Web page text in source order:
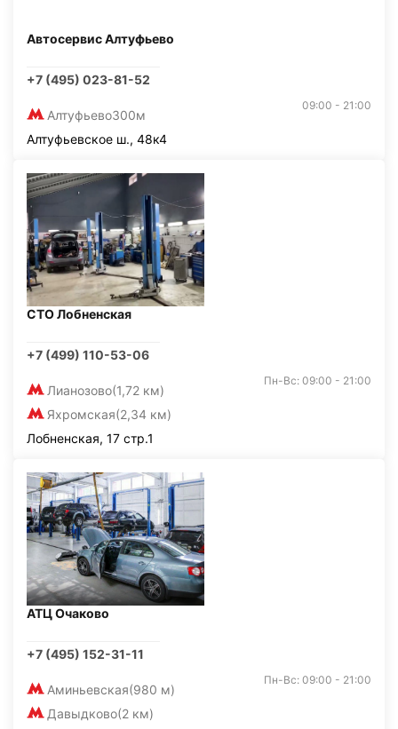
Автосервис Алтуфьево
+7 (495) 023-81-52
Алтуфьево300м
09:00 - 21:00
Алтуфьевское ш., 48к4
СТО Лобненская
+7 (499) 110-53-06
Лианозово(1,72 км)
Яхромская(2,34 км)
Пн-Вс: 09:00 - 21:00
Лобненская, 17 стр.1
АТЦ Очаково
+7 (495) 152-31-11
Аминьевская(980 м)
Давыдково(2 км)
Пн-Вс: 09:00 - 21:00